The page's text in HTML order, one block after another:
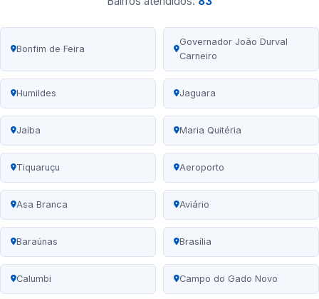
Bonfim de Feira
Governador João Durval
Carneiro
Humildes Jaguara
Jaíba Maria Quitéria
Tiquaruçu Aeroporto
Asa Branca Aviário
Baraúnas Brasília
Calumbi Campo do Gado Novo